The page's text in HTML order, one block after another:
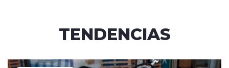
TENDENCIAS